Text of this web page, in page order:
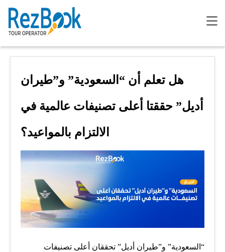
هل تعلم أن “السعودية” و”طيران
أديل” حققتا أعلى تصنيفات عالمية في
الالتزام بالمواعيد؟
“السعودية” و”طيران أديل” تحققان أعلى تصنيفات